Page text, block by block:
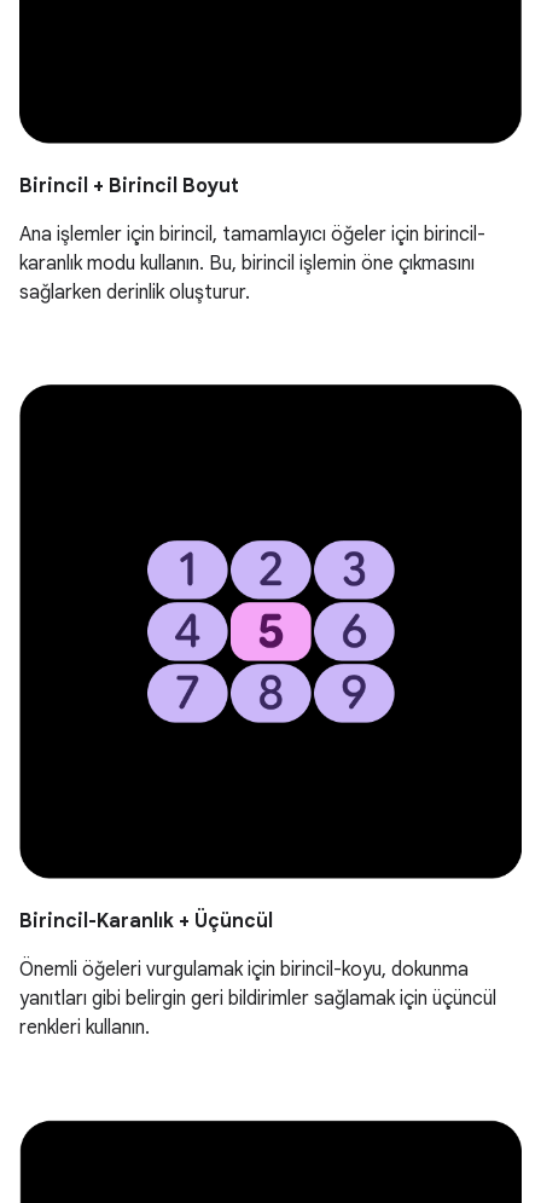
Birincil + Birincil Boyut
Ana işlemler için birincil, tamamlayıcı öğeler için birincil-
karanlık modu kullanın. Bu, birincil işlemin öne çıkmasını
sağlarken derinlik oluşturur.
Birincil-Karanlık + Üçüncül
Önemli öğeleri vurgulamak için birincil-koyu, dokunma
yanıtları gibi belirgin geri bildirimler sağlamak için üçüncül
renkleri kullanın.